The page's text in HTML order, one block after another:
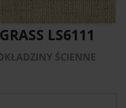
LS6111
ŚCIENNE